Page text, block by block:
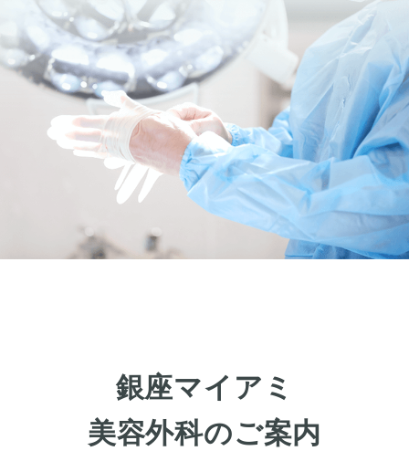
銀座マイアミ
美容外科のご案内